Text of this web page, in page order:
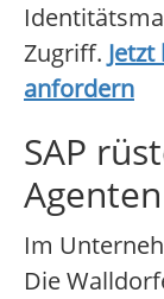
Zugriff.
anfordern
SAP
Im
Die